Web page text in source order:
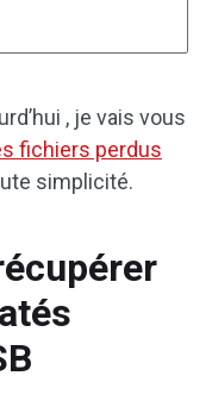
, je vais vous
fichiers perdus
simplicité.